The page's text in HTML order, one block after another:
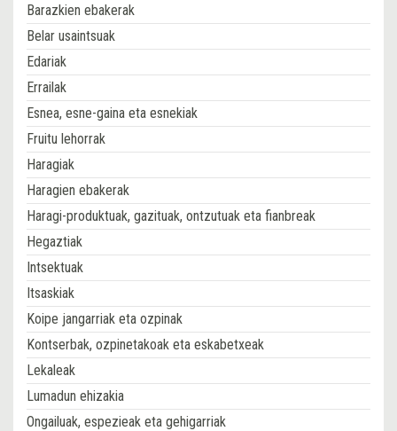
Barazkien ebakerak
Belar usaintsuak
Edariak
Errailak
Esnea, esne-gaina eta esnekiak
Fruitu lehorrak
Haragiak
Haragien ebakerak
Haragi-produktuak, gazituak, ontzutuak eta fianbreak
Hegaztiak
Intsektuak
Itsaskiak
Koipe jangarriak eta ozpinak
Kontserbak, ozpinetakoak eta eskabetxeak
Lekaleak
Lumadun ehizakia
Ongailuak, espezieak eta gehigarriak